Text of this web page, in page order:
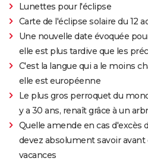
Lunettes pour l'éclipse
Carte de l'éclipse solaire du 12
Une nouvelle date évoquée
elle est plus tardive que les
C'est la langue qui a le moins
elle est européenne
Le plus gros perroquet du
y a 30 ans, renaît grâce à un
Quelle amende en cas d'excès
devez absolument savoir
vacances